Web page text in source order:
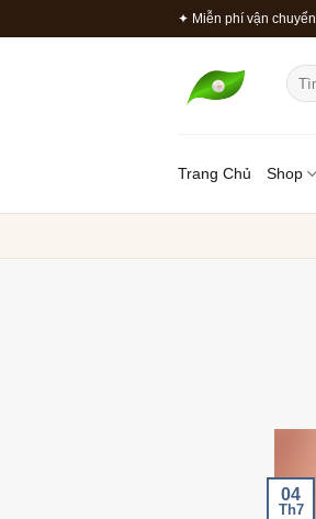
qua
✦ Miễn phí vận
Tìm
kiếm:
Trang Chủ Shop
04
Th7